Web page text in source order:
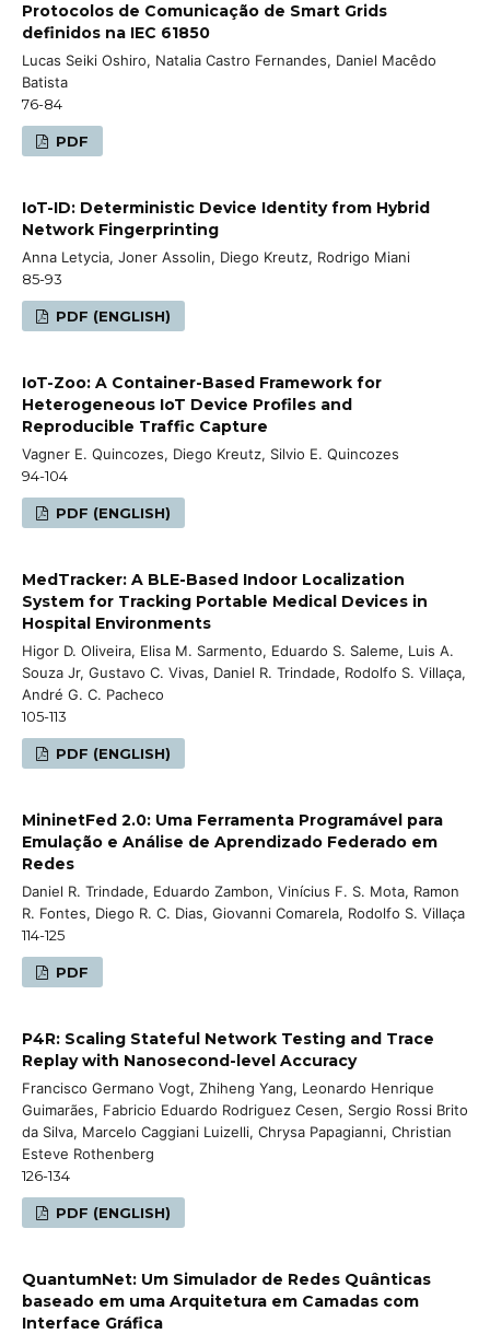
Protocolos de Comunicação de Smart Grids
definidos na IEC 61850
Lucas Seiki Oshiro, Natalia Castro Fernandes, Daniel Macêdo
Batista
76-84
PDF
IoT-ID: Deterministic Device Identity from Hybrid
Network Fingerprinting
Anna Letycia, Joner Assolin, Diego Kreutz, Rodrigo Miani
85-93
PDF (ENGLISH)
IoT-Zoo: A Container-Based Framework for
Heterogeneous IoT Device Profiles and
Reproducible Traffic Capture
Vagner E. Quincozes, Diego Kreutz, Silvio E. Quincozes
94-104
PDF (ENGLISH)
MedTracker: A BLE-Based Indoor Localization
System for Tracking Portable Medical Devices in
Hospital Environments
Higor D. Oliveira, Elisa M. Sarmento, Eduardo S. Saleme, Luis A.
Souza Jr, Gustavo C. Vivas, Daniel R. Trindade, Rodolfo S. Villaça,
André G. C. Pacheco
105-113
PDF (ENGLISH)
MininetFed 2.0: Uma Ferramenta Programável para
Emulação e Análise de Aprendizado Federado em
Redes
Daniel R. Trindade, Eduardo Zambon, Vinícius F. S. Mota, Ramon
R. Fontes, Diego R. C. Dias, Giovanni Comarela, Rodolfo S. Villaça
114-125
PDF
P4R: Scaling Stateful Network Testing and Trace
Replay with Nanosecond-level Accuracy
Francisco Germano Vogt, Zhiheng Yang, Leonardo Henrique
Guimarães, Fabricio Eduardo Rodriguez Cesen, Sergio Rossi Brito
da Silva, Marcelo Caggiani Luizelli, Chrysa Papagianni, Christian
Esteve Rothenberg
126-134
PDF (ENGLISH)
QuantumNet: Um Simulador de Redes Quânticas
baseado em uma Arquitetura em Camadas com
Interface Gráfica